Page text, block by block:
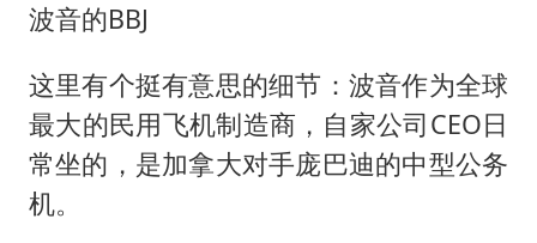
波音的BBJ
这里有个挺有意思的细节：波音作为全球
最大的民用飞机制造商，自家公司CEO日
常坐的，是加拿大对手庞巴迪的中型公务
机。